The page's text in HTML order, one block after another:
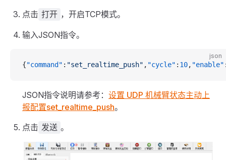
点击 打开 ，开启TCP模式。
输入JSON指令。
json
{"command" : "set_realtime_push" , "cycle" : 10, "enable"
JSON指令说明请参考： 设置 UDP 机械臂状态主动上
报配置set_realtime_push。
点击 发送 。